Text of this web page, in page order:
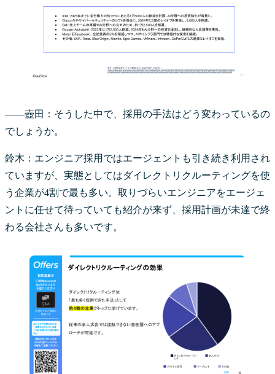
――壺田：そうした中で、採用の手法はどう変わっているの
でしょうか。
鈴木：エンジニア採用ではエージェントも引き続き利用され
ていますが、実態としてはダイレクトリクルーティングを使
う企業が4割で最も多い。取りづらいエンジニアをエージェ
ントに任せて待っていても紹介が来ず、採用計画が未達で終
わる会社さんも多いです。